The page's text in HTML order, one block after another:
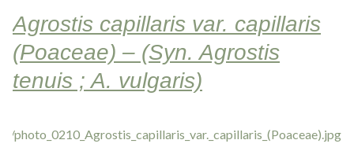
Agrostis capillaris var. capillaris
(Poaceae) – (Syn. Agrostis
tenuis ; A. vulgaris)